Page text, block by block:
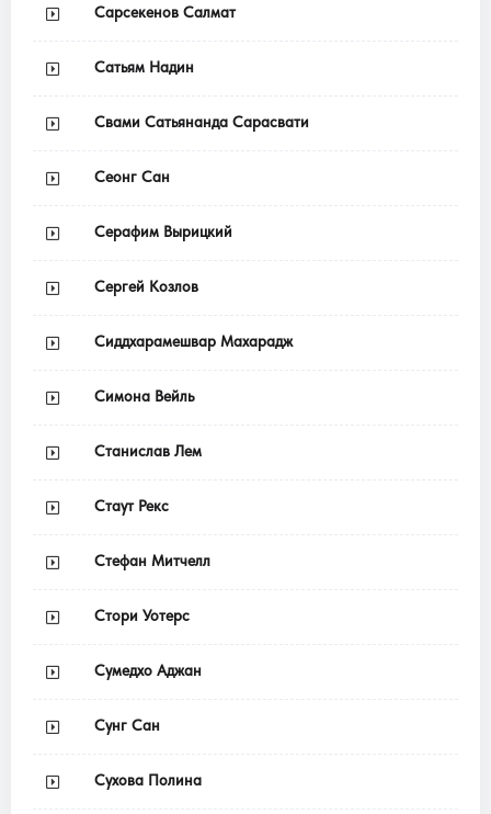
Сарсекенов Салмат
Сатьям Надин
Свами Сатьянанда Сарасвати
Сеонг Сан
Серафим Вырицкий
Сергей Козлов
Сиддхарамешвар Махарадж
Симона Вейль
Станислав Лем
Стаут Рекс
Стефан Митчелл
Стори Уотерс
Сумедхо Аджан
Сунг Сан
Сухова Полина